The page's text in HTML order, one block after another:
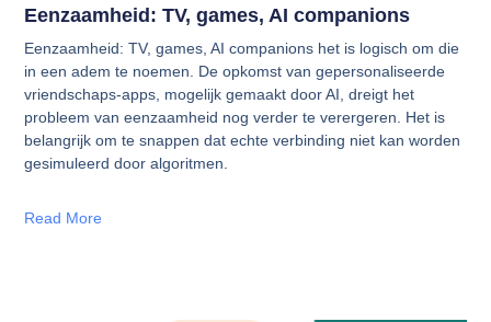
Eenzaamheid: TV, games, AI companions
Eenzaamheid: TV, games, AI companions het is logisch om die
in een adem te noemen. De opkomst van gepersonaliseerde
vriendschaps-apps, mogelijk gemaakt door AI, dreigt het
probleem van eenzaamheid nog verder te verergeren. Het is
belangrijk om te snappen dat echte verbinding niet kan worden
gesimuleerd door algoritmen.
Read More